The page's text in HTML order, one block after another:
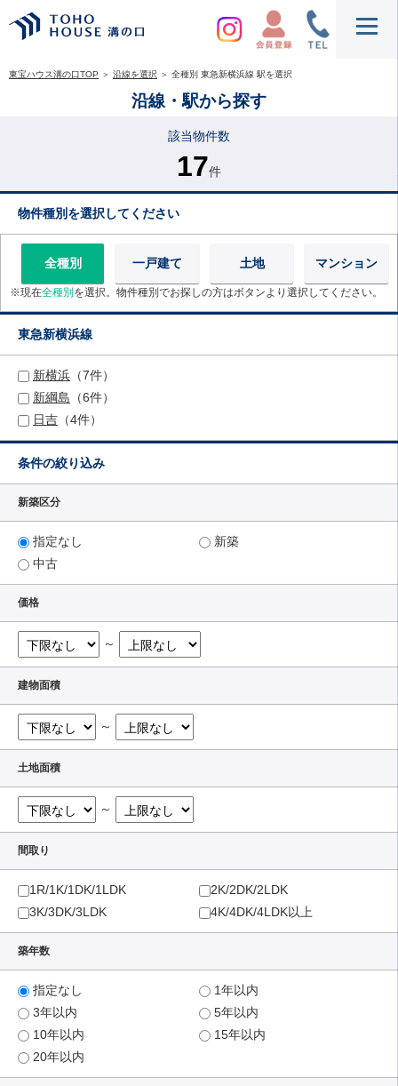
東宝ハウス溝の口TOP ＞ 沿線を選択 ＞ 全種別 東急新横浜線 駅を選択
沿線・駅から探す
該当物件数
17件
物件種別を選択してください
全種別 一戸建て 土地 マンション
※現在全種別 を選択。物件種別でお探しの方はボタンより選択してください。
東急新横浜線
新横浜 （7件）
新綱島 （6件）
日吉 （4件）
条件の絞り込み
新築区分
指定なし
新築
中古
価格
～
建物面積
～
土地面積
～
間取り
1R/1K/1DK/1LDK
2K/2DK/2LDK
3K/3DK/3LDK
4K/4DK/4LDK以上
築年数
指定なし
1年以内
3年以内
5年以内
10年以内
15年以内
20年以内